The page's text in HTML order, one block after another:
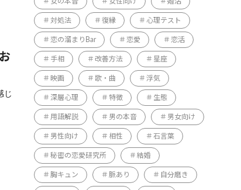
じ
対処法 復縁 心理テスト
恋の溜まりBar 恋愛 恋活
手相 改善方法 星座
映画 歌・曲 浮気
深層心理 特徴 生態
用語解説 男の本音 男女向け
男性向け 相性 石言葉
秘密の恋愛研究所 結婚
胸キュン 脈あり 自分磨き